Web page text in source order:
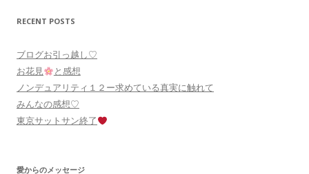
RECENT POSTS
ブログお引っ越し♡
お花見
と感想
ノンデュアリティ１２ー求めている真実に触れて
みんなの感想♡
東京サットサン終了
愛からのメッセージ